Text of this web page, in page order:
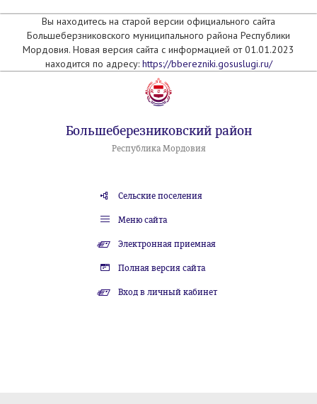
Вы находитесь на старой версии официального сайта
Большеберзниковского муниципального района Республики
Мордовия. Новая версия сайта с информацией от 01.01.2023
находится по адресу: https://bberezniki.gosuslugi.ru/
Большеберезниковский район
Республика Мордовия
Сельские поселения
Меню сайта
Электронная приемная
Полная версия сайта
Вход в личный кабинет